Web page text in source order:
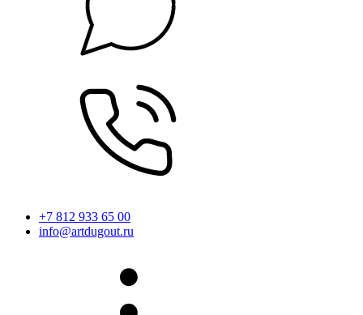
+7 812 933 65 00
info@artdugout.ru